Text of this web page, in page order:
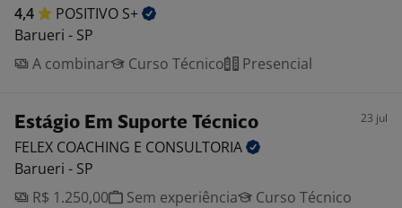
4,4 POSITIVO S+
Barueri - SP
A combinar
Curso Técnico Presencial
Estágio Em Suporte Técnico 23 jul
FELEX COACHING E CONSULTORIA
Barueri - SP
R$ 1.250,00
Sem experiência
Curso Técnico